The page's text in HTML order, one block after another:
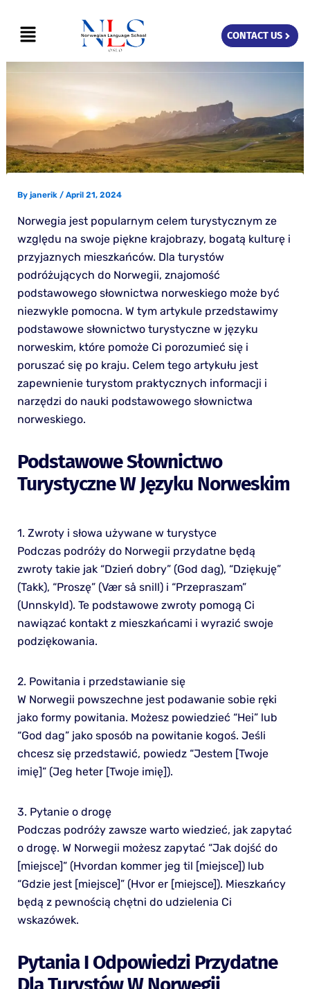
content
Menu CONTACT US
By janerik / April 21, 2024
Norwegia jest popularnym celem turystycznym ze
względu na swoje piękne krajobrazy, bogatą kulturę i
przyjaznych mieszkańców. Dla turystów
podróżujących do Norwegii, znajomość
podstawowego słownictwa norweskiego może być
niezwykle pomocna. W tym artykule przedstawimy
podstawowe słownictwo turystyczne w języku
norweskim, które pomoże Ci porozumieć się i
poruszać się po kraju. Celem tego artykułu jest
zapewnienie turystom praktycznych informacji i
narzędzi do nauki podstawowego słownictwa
norweskiego.
Podstawowe Słownictwo
Turystyczne W Języku Norweskim
1. Zwroty i słowa używane w turystyce
Podczas podróży do Norwegii przydatne będą
zwroty takie jak “Dzień dobry” (God dag), “Dziękuję”
(Takk), “Proszę” (Vær så snill) i “Przepraszam”
(Unnskyld). Te podstawowe zwroty pomogą Ci
nawiązać kontakt z mieszkańcami i wyrazić swoje
podziękowania.
2. Powitania i przedstawianie się
W Norwegii powszechne jest podawanie sobie ręki
jako formy powitania. Możesz powiedzieć “Hei” lub
“God dag” jako sposób na powitanie kogoś. Jeśli
chcesz się przedstawić, powiedz “Jestem [Twoje
imię]” (Jeg heter [Twoje imię]).
3. Pytanie o drogę
Podczas podróży zawsze warto wiedzieć, jak zapytać
o drogę. W Norwegii możesz zapytać “Jak dojść do
[miejsce]” (Hvordan kommer jeg til [miejsce]) lub
“Gdzie jest [miejsce]” (Hvor er [miejsce]). Mieszkańcy
będą z pewnością chętni do udzielenia Ci
wskazówek.
Pytania I Odpowiedzi Przydatne
Dla Turystów W Norwegii